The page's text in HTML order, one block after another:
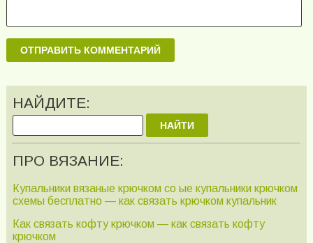
НАЙДИТЕ:
НАЙТИ
ПРО ВЯЗАНИЕ:
Купальники вязаные крючком со ые купальники крючком
схемы бесплатно — как связать крючком купальник
Как связать кофту крючком — как связать кофту
крючком